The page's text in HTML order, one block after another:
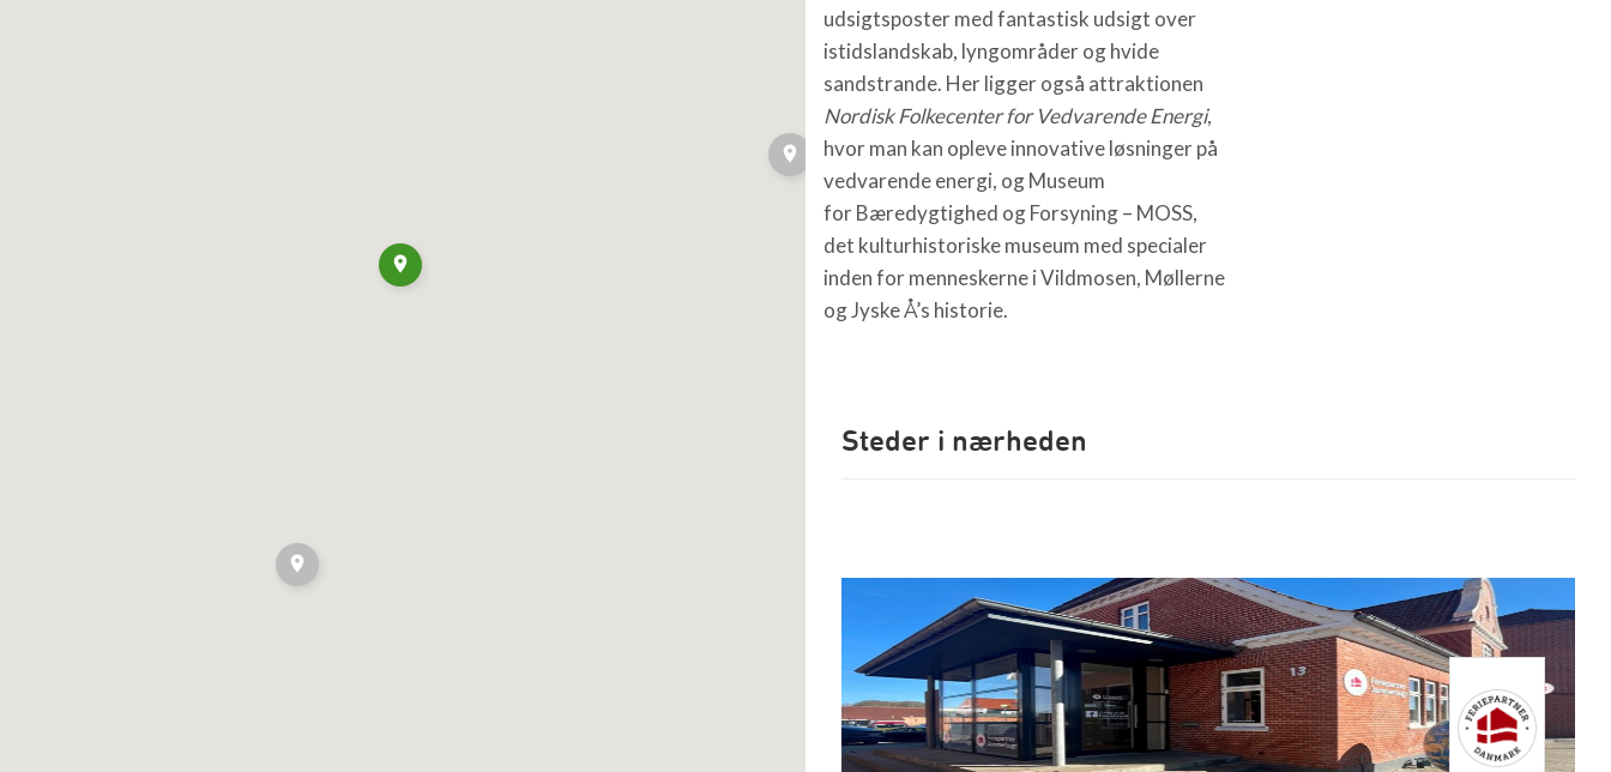
udsigtsposter med fantastisk udsigt over
istidslandskab, lyngområder og hvide
sandstrande. Her ligger også attraktionen
Nordisk Folkecenter for Vedvarende Energi,
hvor man kan opleve innovative løsninger på
vedvarende energi, og Museum
for Bæredygtighed og Forsyning – MOSS,
det kulturhistoriske museum med specialer
inden for menneskerne i Vildmosen, Møllerne
og Jyske Å’s historie.
Steder i nærheden